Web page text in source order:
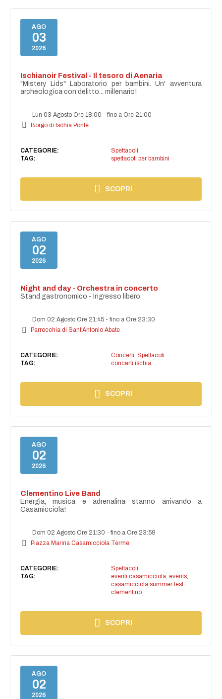
AGO
03
2026
Ischianoir Festival - Il tesoro di Aenaria
"Mistery Lids" Laboratorio per bambini. Un' avventura
archeologica con delitto... millenario!
Lun 03 Agosto Ore 18:00 -fino a Ore 21:00
Borgo di Ischia Ponte
CATEGORIE:
Spettacoli
TAG:
spettacoli per bambini
SCOPRI
AGO
02
2026
Night and day - Orchestra in concerto
Stand gastronomico - Ingresso libero
Dom 02 Agosto Ore 21:45 -fino a Ore 23:30
Parrocchia di Sant'Antonio Abate
CATEGORIE: Concerti, Spettacoli
TAG:
concerti ischia
SCOPRI
AGO
02
2026
Clementino Live Band
Energia, musica e adrenalina stanno arrivando a
Casamicciola!
Dom 02 Agosto Ore 21:30 -fino a Ore 23:59
Piazza Marina Casamicciola Terme
CATEGORIE:
Spettacoli
TAG:
eventi casamicciola, events,
casamicciola summer fest,
clementino
SCOPRI
AGO
02
2026